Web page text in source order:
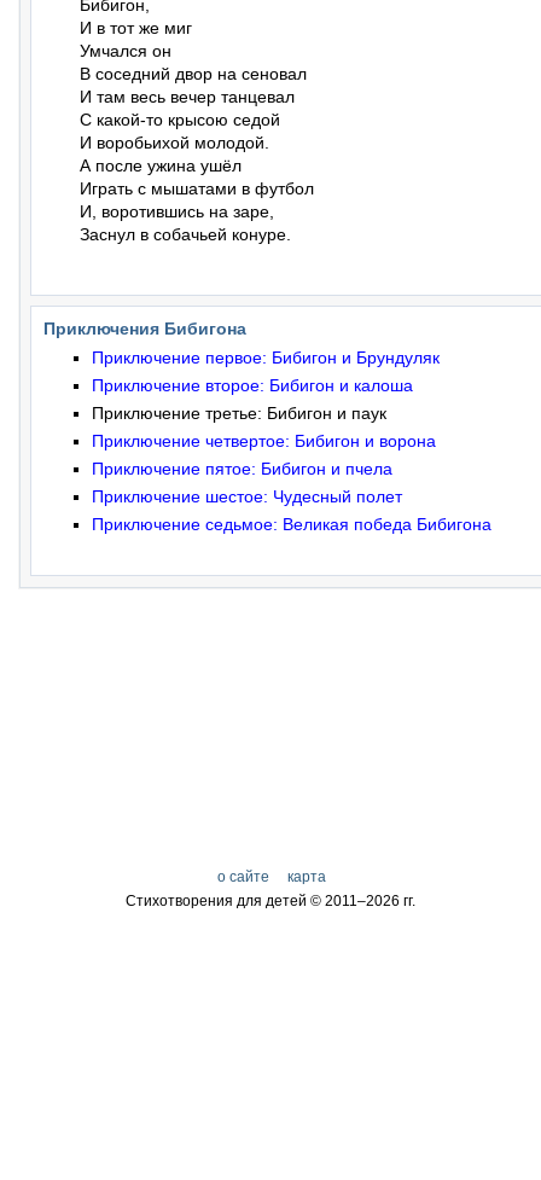
Бибигон,
И в тот же миг
Умчался он
В соседний двор на сеновал
И там весь вечер танцевал
С какой-то крысою седой
И воробьихой молодой.
А после ужина ушёл
Играть с мышатами в футбол
И, воротившись на заре,
Заснул в собачьей конуре.
Приключения Бибигона
Приключение первое: Бибигон и Брундуляк
Приключение второе: Бибигон и калоша
Приключение третье: Бибигон и паук
Приключение четвертое: Бибигон и ворона
Приключение пятое: Бибигон и пчела
Приключение шестое: Чудесный полет
Приключение седьмое: Великая победа Бибигона
о сайте
карта
Стихотворения для детей © 2011–2026 гг.